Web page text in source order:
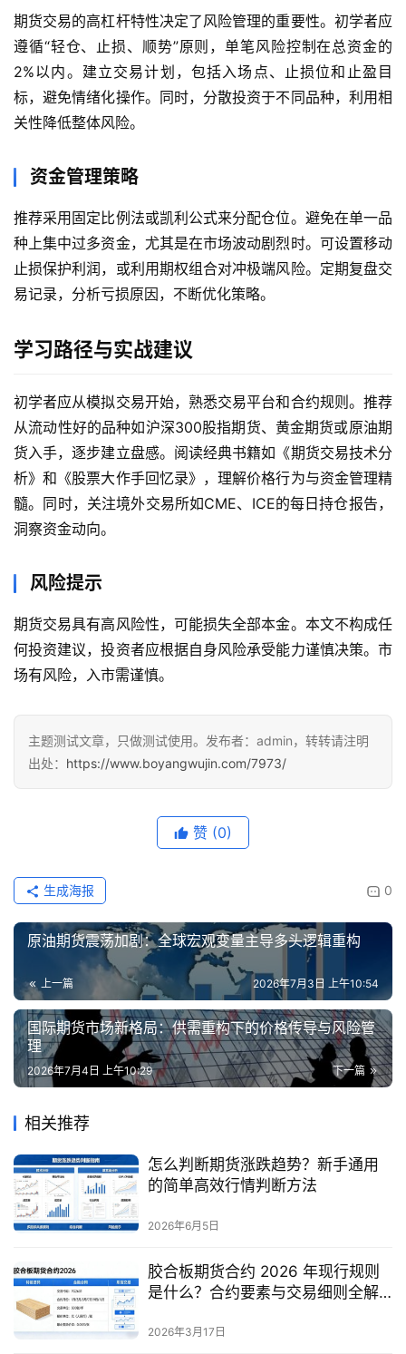
货
际
期
货
恒
期
货
期
入
门
期
货
行
情
黄
货
期货交易的高杠杆特性决定了风险管理的重要性。初学者应
遵循“轻仓、止损、顺势”原则，单笔风险控制在总资金的
2%以内。建立交易计划，包括入场点、止损位和止盈目
标，避免情绪化操作。同时，分散投资于不同品种，利用相
关性降低整体风险。
资金管理策略
推荐采用固定比例法或凯利公式来分配仓位。避免在单一品
种上集中过多资金，尤其是在市场波动剧烈时。可设置移动
止损保护利润，或利用期权组合对冲极端风险。定期复盘交
易记录，分析亏损原因，不断优化策略。
学习路径与实战建议
初学者应从模拟交易开始，熟悉交易平台和合约规则。推荐
从流动性好的品种如沪深300股指期货、黄金期货或原油期
货入手，逐步建立盘感。阅读经典书籍如《期货交易技术分
析》和《股票大作手回忆录》，理解价格行为与资金管理精
髓。同时，关注境外交易所如CME、ICE的每日持仓报告，
洞察资金动向。
风险提示
期货交易具有高风险性，可能损失全部本金。本文不构成任
何投资建议，投资者应根据自身风险承受能力谨慎决策。市
场有风险，入市需谨慎。
主题测试文章，只做测试使用。发布者：admin，转转请注明
出处： https://www.boyangwujin.com/7973/
赞 (0)
0
生成海报
原油期货震荡加剧：全球宏观变量主导多头逻辑重构
上一篇 2026年7月3日 上午10:54
国际期货市场新格局：供需重构下的价格传导与风险管
理
下一篇
2026年7月4日 上午10:29
相关推荐
怎么判断期货涨跌趋势？新手通用
的简单高效行情判断方法
2026年6月5日
胶合板期货合约 2026 年现行规则
是什么？合约要素与交易细则全解
2026年3月17日